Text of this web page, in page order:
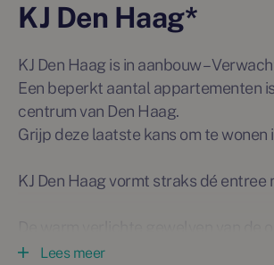
KJ Den Haag*
KJ Den Haag is in aanbouw –
Een beperkt aantal appartementen
centrum van Den Haag.
Grijp deze laatste kans om te wonen
KJ Den Haag vormt straks dé
duinlandschap waarop straks de
Lees meer